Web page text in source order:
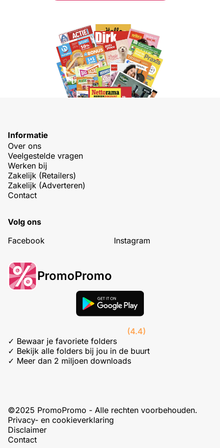
Informatie
Over ons
Veelgestelde vragen
Werken bij
Zakelijk (Retailers)
Zakelijk (Adverteren)
Contact
Volg ons
Facebook
Instagram
PromoPromo
(4.4)
✓ Bewaar je favoriete folders
✓ Bekijk alle folders bij jou in de buurt
✓ Meer dan 2 miljoen downloads
©2025 PromoPromo - Alle rechten voorbehouden.
Privacy- en cookieverklaring
Disclaimer
Contact